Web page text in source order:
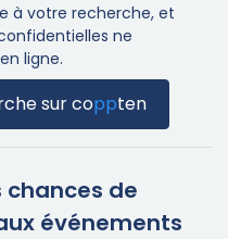
à votre recherche, et
ne
ligne.
surcoppten
chances de
événements